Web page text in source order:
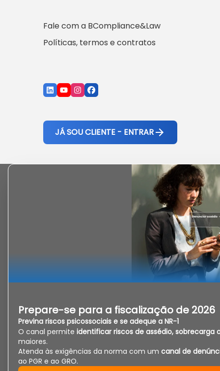
Fale com a BCompliance&Law
Políticas, termos e contratos
JÁ SOU CLIENTE - ENTRAR
Prepare-se para a fiscalização de 2026
Previna riscos psicossociais e se adeque a NR-1
O canal permite identificar riscos de assédio, sobrecarga
maiores.
Atenda às exigências da norma com um canal de
ao PGR e ao GRO.